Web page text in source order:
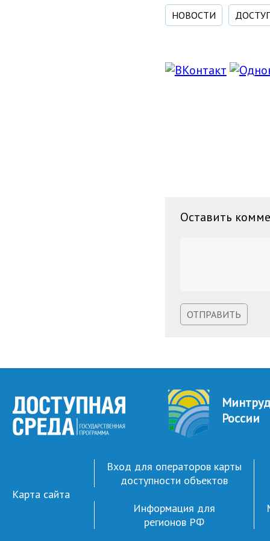
НОВОСТИ
Оставить
ОТПРАВИТЬ
Минтруд
России
Карта сайта
Вход для операторов карты
доступности объектов
Информация для
регионов РФ